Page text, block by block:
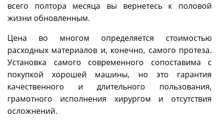
всего полтора месяца вы вернетесь к половой
жизни обновленным.
Цена во многом определяется стоимостью
расходных материалов и, конечно, самого протеза.
Установка самого современного сопоставима с
покупкой хорошей машины, но это гарантия
качественного и длительного пользования,
грамотного исполнения хирургом и отсутствия
осложнений.